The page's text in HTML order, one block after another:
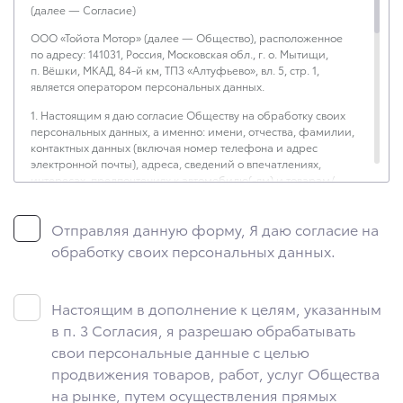
(далее — Согласие)
ООО «Тойота Мотор» (далее — Общество), расположенное
по адресу: 141031, Россия, Московская обл., г. о. Мытищи,
п. Вёшки, МКАД, 84-й км, ТПЗ «Алтуфьево», вл. 5, стр. 1,
является оператором персональных данных.
1. Настоящим я даю согласие Обществу на обработку своих
персональных данных, а именно: имени, отчества, фамилии,
контактных данных (включая номер телефона и адрес
электронной почты), адреса, сведений о впечатлениях,
интересах, предпочтениях к автомобилю(-ям) и товарам/
системы устройства и модели мобильного телефона
посетителя сайта, уникального идентификатора посетителя
сайта, предпочтительного времени и способа для контакта,
истории контактов.
следующие действия: сбор, запись, систематизация,
накопление, хранение, уточнение (обновление, изменение),
извлечение, использование, передача (предоставление,
доступ), блокирование, удаление, уничтожение персональных
данных. Общество обрабатывает персональные данные
с использованием средств автоматизации.
Отправляя данную форму, Я даю согласие на
обработку своих персональных данных.
Настоящим в дополнение к целям, указанным
в п. 3 Согласия, я разрешаю обрабатывать
свои персональные данные с целью
продвижения товаров, работ, услуг Общества
на рынке, путем осуществления прямых